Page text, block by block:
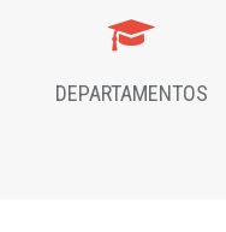
DEPARTAMENTOS